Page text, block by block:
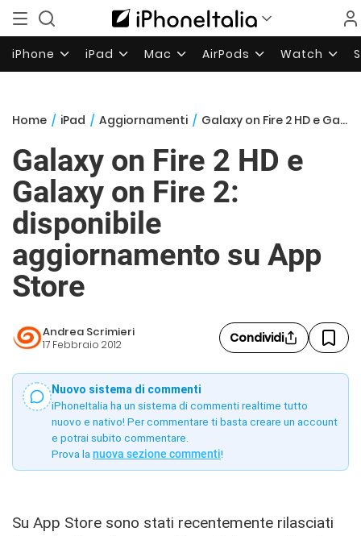
iPhone iPad Mac AirPods Watch
Home / iPad / Aggiornamenti / Galaxy on Fire 2 HD e Galaxy on Fire 2: disponibile aggiornamento su App Store
Galaxy on Fire 2 HD e
Galaxy on Fire 2:
disponibile
aggiornamento su App
Store
Andrea Scrimieri
17 Febbraio 2012 Condividi
Nuovo sistema di commenti
iPhoneItalia ha un sistema di commenti realtime tutto
nuovo e nativo! Per commentare ti basta creare un account
e potrai subito commentare.
Prova la nuova sezione commenti!
Su App Store sono stati recentemente rilasciati